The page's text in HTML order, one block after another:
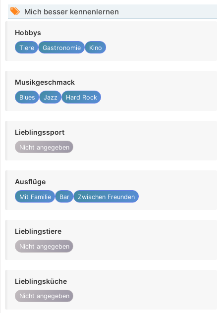
Mich besser kennenlernen
Hobbys
Tiere Gastronomie Kino
Musikgeschmack
Blues Jazz Hard Rock
Lieblingssport
Nicht angegeben
Ausflüge
Mit Familie Bar Zwischen Freunden
Lieblingstiere
Nicht angegeben
Lieblingsküche
Nicht angegeben